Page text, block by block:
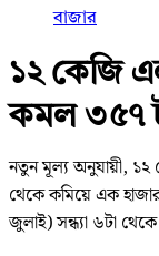
বাজার
১২ কেজি
কমল ৩৫৭
নতুন মূল্য অনুযায়ী, ১২
থেকে কমিয়ে এক
জুলাই) সন্ধ্যা ৬টা